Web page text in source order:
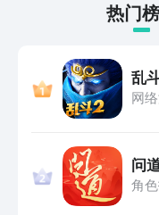
热门
乱
网
问
角